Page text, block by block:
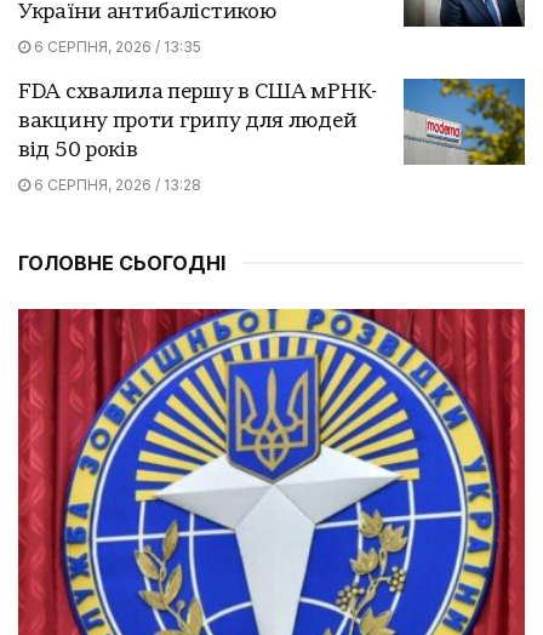
України антибалістикою
6 СЕРПНЯ, 2026 / 13:35
FDA схвалила першу в США мРНК-
вакцину проти грипу для людей
від 50 років
6 СЕРПНЯ, 2026 / 13:28
ГОЛОВНЕ СЬОГОДНІ